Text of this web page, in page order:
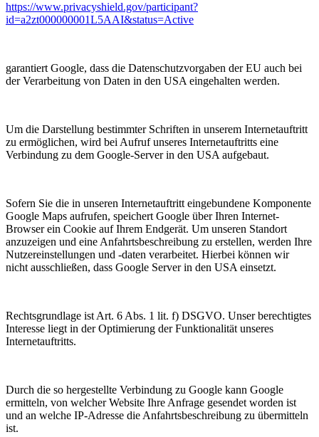
https://www.privacyshield.gov/participant?
id=a2zt000000001L5AAI&status=Active
garantiert Google, dass die Datenschutzvorgaben der EU auch bei
der Verarbeitung von Daten in den USA eingehalten werden.
Um die Darstellung bestimmter Schriften in unserem Internetauftritt
zu ermöglichen, wird bei Aufruf unseres Internetauftritts eine
Verbindung zu dem Google-Server in den USA aufgebaut.
Sofern Sie die in unseren Internetauftritt eingebundene Komponente
Google Maps aufrufen, speichert Google über Ihren Internet-
Browser ein Cookie auf Ihrem Endgerät. Um unseren Standort
anzuzeigen und eine Anfahrtsbeschreibung zu erstellen, werden Ihre
Nutzereinstellungen und -daten verarbeitet. Hierbei können wir
nicht ausschließen, dass Google Server in den USA einsetzt.
Rechtsgrundlage ist Art. 6 Abs. 1 lit. f) DSGVO. Unser berechtigtes
Interesse liegt in der Optimierung der Funktionalität unseres
Internetauftritts.
Durch die so hergestellte Verbindung zu Google kann Google
ermitteln, von welcher Website Ihre Anfrage gesendet worden ist
und an welche IP-Adresse die Anfahrtsbeschreibung zu übermitteln
ist.